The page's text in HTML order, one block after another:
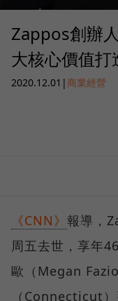
Zappos創辦
大核心價值
2020.12.01 |商業經營
《CNN》 報導，
周五去世，享年
歐（Megan
（Connecticut